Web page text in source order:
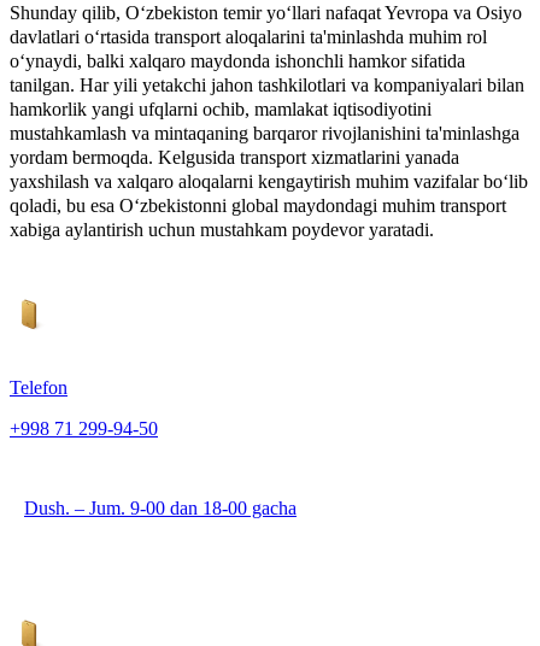
Shunday qilib, O‘zbekiston temir yo‘llari nafaqat Yevropa va Osiyo
davlatlari o‘rtasida transport aloqalarini ta'minlashda muhim rol
o‘ynaydi, balki xalqaro maydonda ishonchli hamkor sifatida
tanilgan. Har yili yetakchi jahon tashkilotlari va kompaniyalari bilan
hamkorlik yangi ufqlarni ochib, mamlakat iqtisodiyotini
mustahkamlash va mintaqaning barqaror rivojlanishini ta'minlashga
yordam bermoqda. Kelgusida transport xizmatlarini yanada
yaxshilash va xalqaro aloqalarni kengaytirish muhim vazifalar bo‘lib
qoladi, bu esa O‘zbekistonni global maydondagi muhim transport
xabiga aylantirish uchun mustahkam poydevor yaratadi.
Telefon
+998 71 299-94-50
Dush. – Jum. 9-00 dan 18-00 gacha